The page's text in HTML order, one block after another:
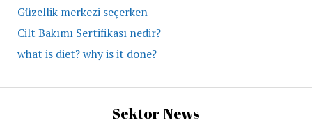
Güzellik merkezi seçerken
Cilt Bakımı Sertifikası nedir?
what is diet? why is it done?
Sektor News